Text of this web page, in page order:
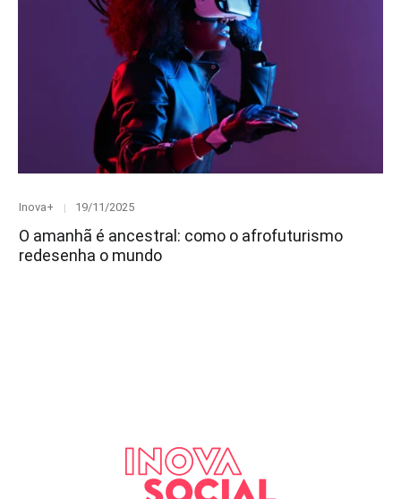
Category
Inova+
Posted
19/11/2025
O amanhã é ancestral: como o afrofuturismo
redesenha o mundo